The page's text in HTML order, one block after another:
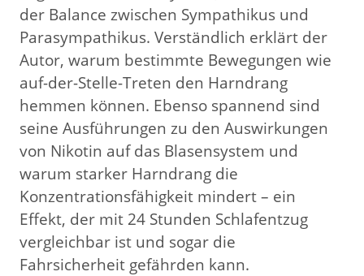
der Balance zwischen Sympathikus und
Parasympathikus. Verständlich erklärt der
Autor, warum bestimmte Bewegungen wie
auf-der-Stelle-Treten den Harndrang
hemmen können. Ebenso spannend sind
seine Ausführungen zu den Auswirkungen
von Nikotin auf das Blasensystem und
warum starker Harndrang die
Konzentrationsfähigkeit mindert – ein
Effekt, der mit 24 Stunden Schlafentzug
vergleichbar ist und sogar die
Fahrsicherheit gefährden kann.